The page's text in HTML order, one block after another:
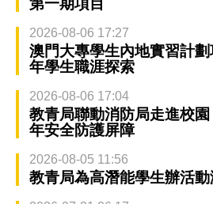
第一期項目
2026-08-06 17:27
澳門大專學生內地實習計
年學生職涯探索
2026-08-06 17:04
教青局聯動消防局走進校
年安全防護屏障
2026-08-05 11:56
教青局為高潛能學生辦活